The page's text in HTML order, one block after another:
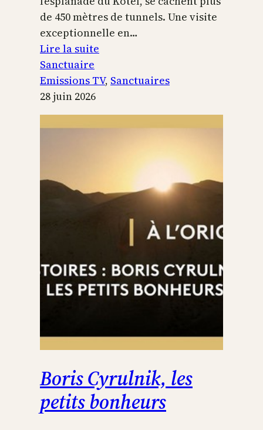
de 450 mètres de tunnels. Une visite
exceptionnelle en…
Lire la suite
Temple
Jérusalem
Sanctuaire
Emissions TV, Sanctuaires
28 juin 2026
Boris Cyrulnik, les
petits bonheurs